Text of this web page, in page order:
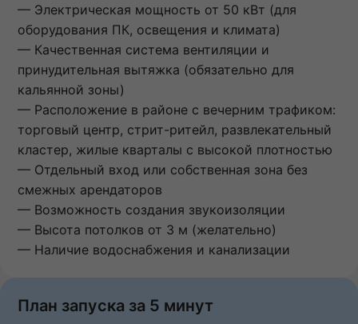
— Электрическая мощность от 50 кВт (для
оборудования ПК, освещения и климата)
— Качественная система вентиляции и
принудительная вытяжка (обязательно для
кальянной зоны)
— Расположение в районе с вечерним трафиком:
торговый центр, стрит-ритейл, развлекательный
кластер, жилые кварталы с высокой плотностью
— Отдельный вход или собственная зона без
смежных арендаторов
— Возможность создания звукоизоляции
— Высота потолков от 3 м (желательно)
— Наличие водоснабжения и канализации
План запуска за 5 минут